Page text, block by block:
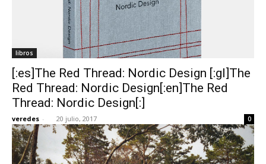
libros
[:es]The Red Thread: Nordic Design [:gl]The
Red Thread: Nordic Design[:en]The Red
Thread: Nordic Design[:]
veredes - 20 julio, 2017 0